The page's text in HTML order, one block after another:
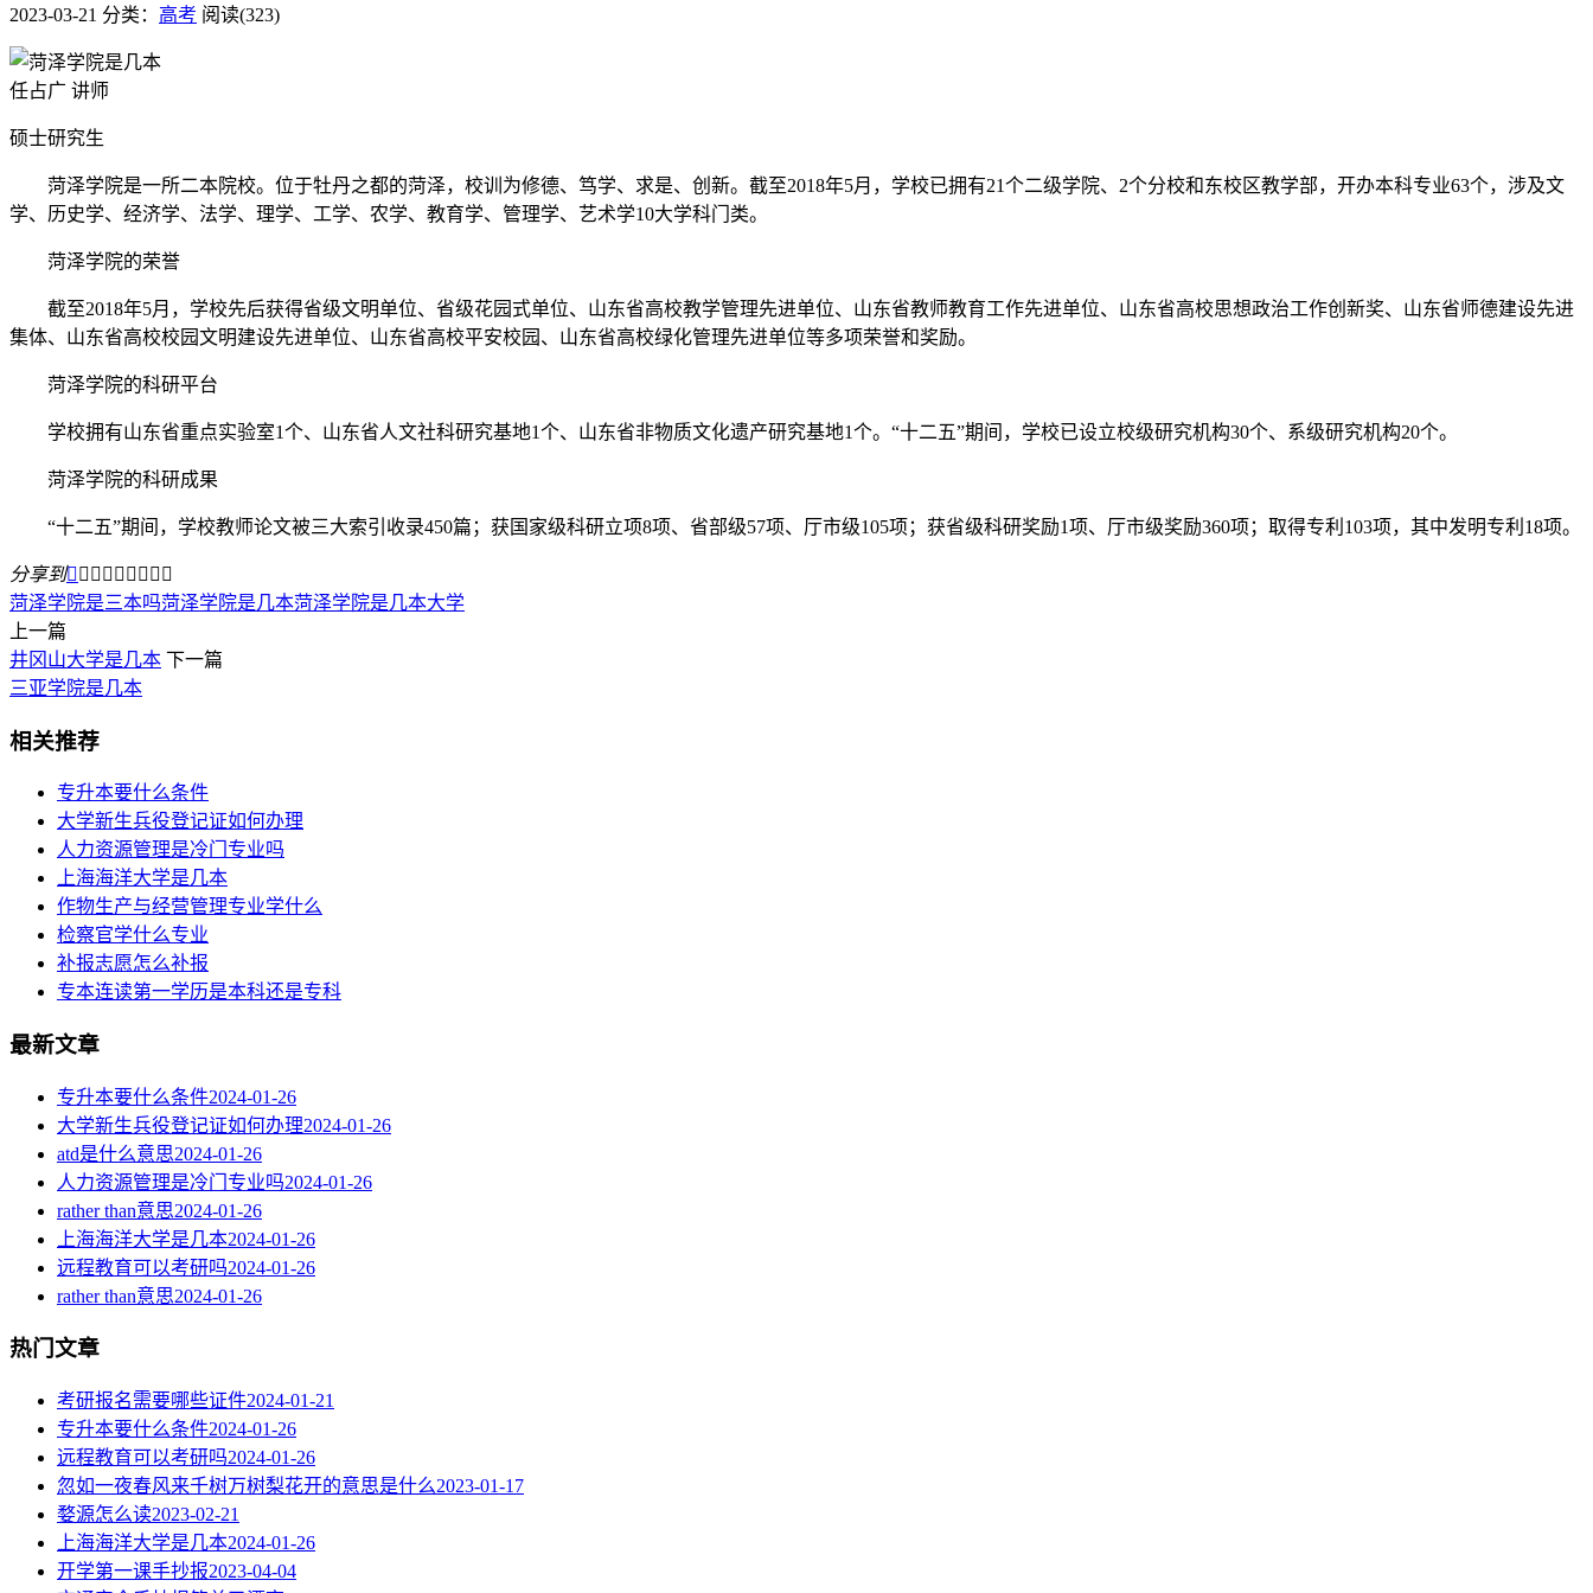
2023-03-21 分类： 高考 阅读(323)
任占广 讲师
硕士研究生
菏泽学院是一所二本院校。位于牡丹之都的菏泽，校训为修德、笃学、求是、创新。截至2018年5月，学校已拥有21个二级学院、2个分校和东校区教学部，开办本科专业63个，涉及文
学、历史学、经济学、法学、理学、工学、农学、教育学、管理学、艺术学10大学科门类。
菏泽学院的荣誉
截至2018年5月，学校先后获得省级文明单位、省级花园式单位、山东省高校教学管理先进单位、山东省教师教育工作先进单位、山东省高校思想政治工作创新奖、山东省师德建设先进
集体、山东省高校校园文明建设先进单位、山东省高校平安校园、山东省高校绿化管理先进单位等多项荣誉和奖励。
菏泽学院的科研平台
学校拥有山东省重点实验室1个、山东省人文社科研究基地1个、山东省非物质文化遗产研究基地1个。“十二五”期间，学校已设立校级研究机构30个、系级研究机构20个。
菏泽学院的科研成果
“十二五”期间，学校教师论文被三大索引收录450篇；获国家级科研立项8项、省部级57项、厅市级105项；获省级科研奖励1项、厅市级奖励360项；取得专利103项，其中发明专利18项。
分享到        
菏泽学院是三本吗菏泽学院是几本菏泽学院是几本大学
上一篇
井冈山大学是几本 下一篇
三亚学院是几本
相关推荐
专升本要什么条件
大学新生兵役登记证如何办理
人力资源管理是冷门专业吗
上海海洋大学是几本
作物生产与经营管理专业学什么
检察官学什么专业
补报志愿怎么补报
专本连读第一学历是本科还是专科
最新文章
专升本要什么条件2024-01-26
大学新生兵役登记证如何办理2024-01-26
atd是什么意思2024-01-26
人力资源管理是冷门专业吗2024-01-26
rather than意思2024-01-26
上海海洋大学是几本2024-01-26
远程教育可以考研吗2024-01-26
rather than意思2024-01-26
热门文章
考研报名需要哪些证件2024-01-21
专升本要什么条件2024-01-26
远程教育可以考研吗2024-01-26
忽如一夜春风来千树万树梨花开的意思是什么2023-01-17
婺源怎么读2023-02-21
上海海洋大学是几本2024-01-26
开学第一课手抄报2023-04-04